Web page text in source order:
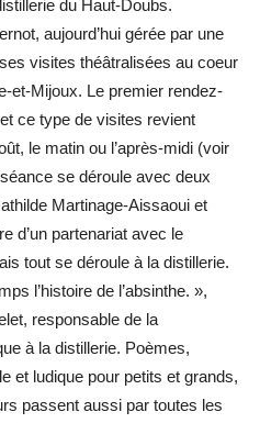
du Haut-Doubs.
aujourd’hui gérée par une
visites théâtralisées au coeur
et-Mijoux. Le premier rendez-
ce type de visites revient
le matin ou l’après-midi (voir
se déroule avec deux
Martinage-Aissaoui et
d’un partenariat avec le
tout se déroule à la distillerie.
l’histoire de l’absinthe. »,
responsable de la
à la distillerie. Poèmes,
et ludique pour petits et grands,
passent aussi par toutes les